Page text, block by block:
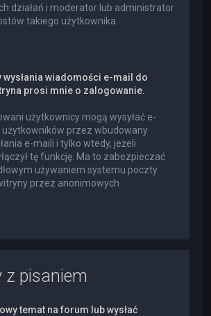
działań i moderator lub administrator
takiego użytkownika.
wysłania wiadomości e-mail do
prosi mnie o zalogowanie.
użytkownicy mogą wysyłać e-
użytkowników przez wbudowany
e-maili i tylko wtedy, jeżeli
tę funkcję. Ma to zabezpieczać
używaniem systemu poczty
przez anonimowych
z pisaniem
temat na forum lub wysłać